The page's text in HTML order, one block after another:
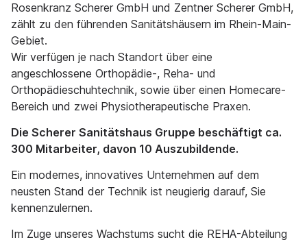
Rosenkranz Scherer GmbH und Zentner Scherer GmbH,
zählt zu den führenden Sanitätshäusern im Rhein-Main-
Gebiet.
Wir verfügen je nach Standort über eine
angeschlossene Orthopädie-, Reha- und
Orthopädieschuhtechnik, sowie über einen Homecare-
Bereich und zwei Physiotherapeutische Praxen.
Die Scherer Sanitätshaus Gruppe beschäftigt ca.
300 Mitarbeiter, davon 10 Auszubildende.
Ein modernes, innovatives Unternehmen auf dem
neusten Stand der Technik ist neugierig darauf, Sie
kennenzulernen.
Im Zuge unseres Wachstums sucht die REHA-Abteilung